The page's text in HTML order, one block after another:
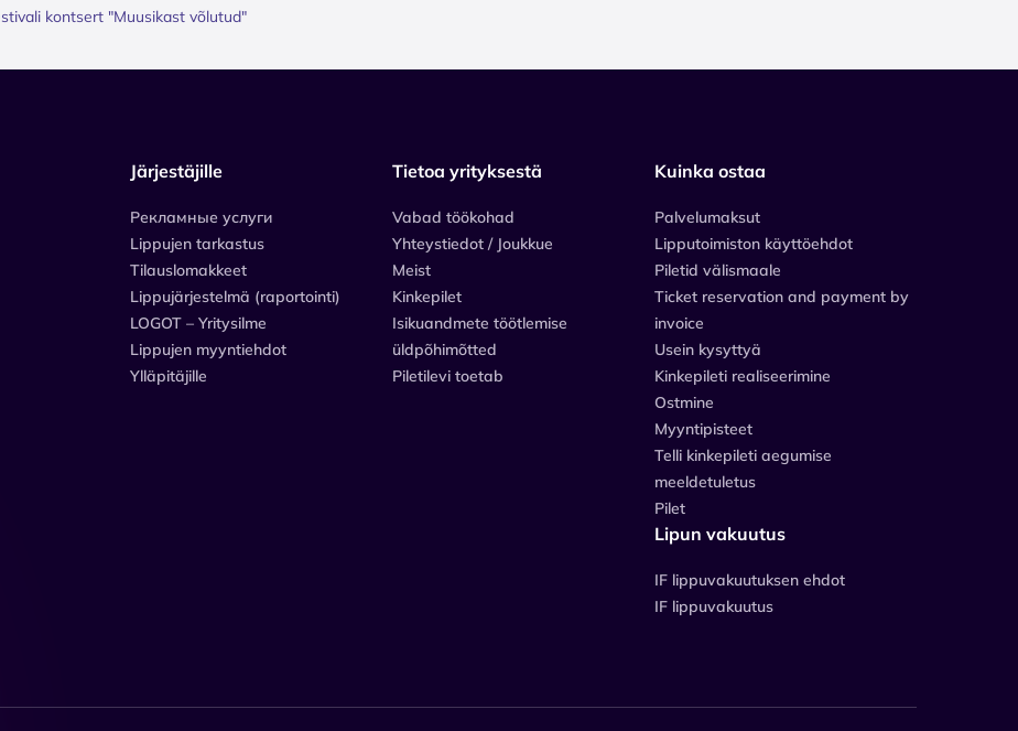
kontsert "Muusikast võlutud"
Järjestäjille
Рекламные услуги
Lippujen tarkastus
Tilauslomakkeet
Lippujärjestelmä (raportointi)
LOGOT – Yritysilme
Lippujen myyntiehdot
Ylläpitäjille
Tietoa yrityksestä
Vabad töökohad
Yhteystiedot / Joukkue
Meist
Kinkepilet
Isikuandmete töötlemise
üldpõhimõtted
Piletilevi toetab
Kuinka ostaa
Palvelumaksut
Lipputoimiston käyttöehdot
Piletid välismaale
Ticket reservation and payment by
invoice
Usein kysyttyä
Kinkepileti realiseerimine
Ostmine
Myyntipisteet
Telli kinkepileti aegumise
meeldetuletus
Pilet
Lipun vakuutus
IF lippuvakuutuksen ehdot
IF lippuvakuutus